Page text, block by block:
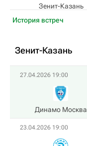
Зенит-Казань
История встреч
Зенит-Казань
27.04.2026 19:00
Динамо Москва
23.04.2026 19:00